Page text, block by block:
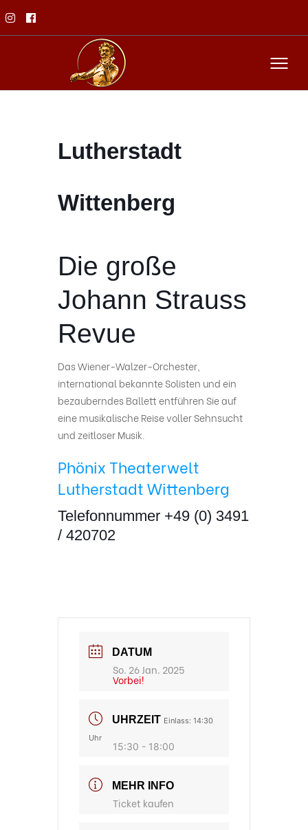
Lutherstadt
Wittenberg
Die große
Johann Strauss
Revue
Das Wiener-Walzer-Orchester,
international bekannte Solisten und ein
bezauberndes Ballett entführen Sie auf
eine musikalische Reise voller Sehnsucht
und zeitloser Musik.
Phönix Theaterwelt
Lutherstadt Wittenberg
Telefonnummer +49 (0) 3491
/ 420702
DATUM
So. 26 Jan. 2025
Vorbei!
UHRZEIT Einlass: 14:30
Uhr
15:30 - 18:00
MEHR INFO
Ticket kaufen